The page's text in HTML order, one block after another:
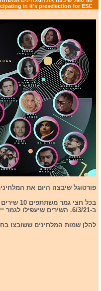
in it's preselection for ESC
פורטוגל שיבצה היום את
ב-6/3/21. השירים שיעפילו לגמר ייבחרו על ידי קהל המצבעים וחבר השופטים כאחד.
להלן שמות המלחינים ששובצו